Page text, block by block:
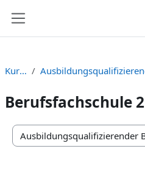
Kurse
Berufsfachschule 2
Kursbereiche